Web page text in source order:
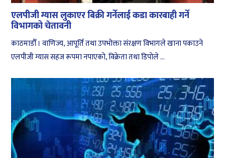
एलपीजी ग्यास लुकाएर बिक्री गर्नेलाई कडा कारबाही गर्ने
विभागको चेतावनी
काठमाडौँ । वाणिज्य, आपूर्ति तथा उपभोक्ता संरक्षण विभागले खाना पकाउने
एलपीजी ग्यास सहज रूपमा नपाएको, विक्रेता तथा डिपोले ...